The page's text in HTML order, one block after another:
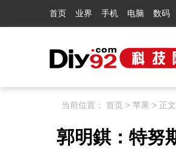
首页 业界 手机 电脑 数码
当前位置： 首页 > 苹果 > 正文
郭明錤：特努